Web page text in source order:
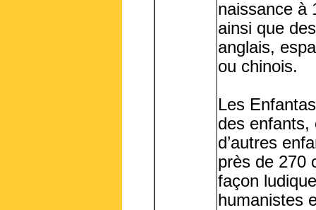
naissance à
ainsi que
anglais,
ou chinois.
Les
des enfants,
d’autres
près de 270
façon
humanistes